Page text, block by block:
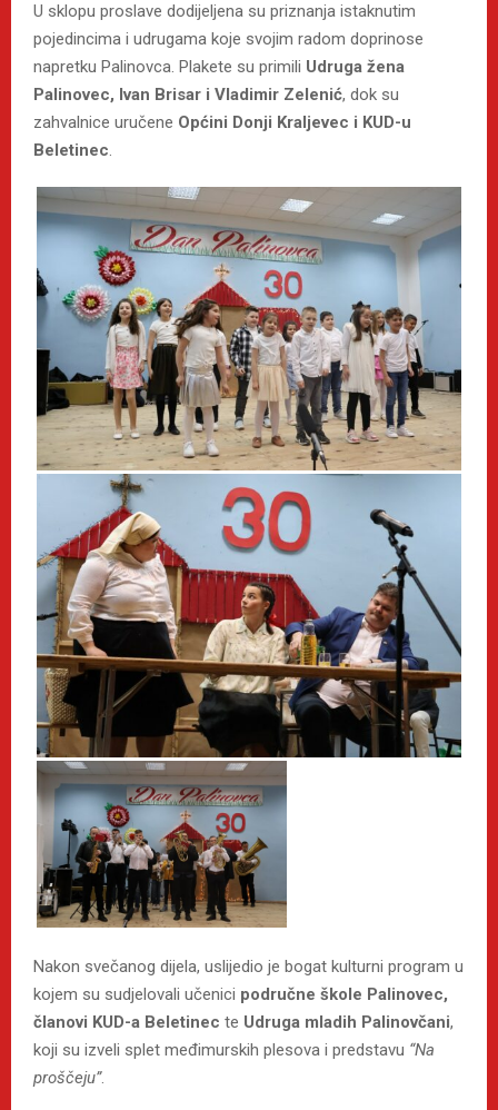
U sklopu proslave dodijeljena su priznanja istaknutim
pojedincima i udrugama koje svojim radom doprinose
napretku Palinovca. Plakete su primili Udruga žena
Palinovec, Ivan Brisar i Vladimir Zelenić, dok su
zahvalnice uručene Općini Donji Kraljevec i KUD-u
Beletinec.
Nakon svečanog dijela, uslijedio je bogat kulturni program u
kojem su sudjelovali učenici područne škole Palinovec,
članovi KUD-a Beletinec te Udruga mladih Palinovčani,
koji su izveli splet međimurskih plesova i predstavu “Na
proščeju”.